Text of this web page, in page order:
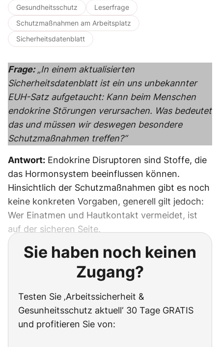
Gesundheitsschutz
Leserfrage
Schutzmaßnahmen am Arbeitsplatz
Sicherheitsdatenblatt
Frage:„In einem aktualisierten
Sicherheitsdatenblatt ist ein uns unbekannter
EUH-Satz aufgetaucht: Kann beim Menschen
endokrine Störungen verursachen. Was bedeutet
das und müssen wir deswegen besondere
Schutzmaßnahmen treffen?“
Antwort: Endokrine Disruptoren sind Stoffe, die
das Hormonsystem beeinflussen können.
Hinsichtlich der Schutzmaßnahmen gibt es noch
keine konkreten Vorgaben, generell gilt jedoch:
Wer Einatmen und Hautkontakt vermeidet, ist
auf der sicheren Seite.
Sie haben noch keinen
Zugang?
Testen Sie ‚Arbeitssicherheit &
Gesunheitsschutz aktuell‘ 30 Tage GRATIS
und profitieren Sie von: